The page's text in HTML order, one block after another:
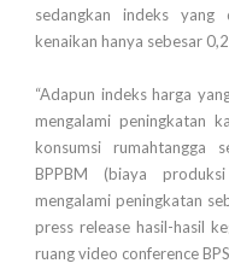
sedangkan indeks
kenaikan hanya sebesar
“Adapun indeks harga
mengalami peningkatan
konsumsi rumahtangga
BPPBM (biaya
mengalami peningkatan
press release hasil-hasil
ruang video conference